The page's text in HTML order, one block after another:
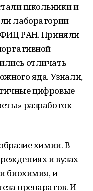
школьники и
лаборатории
РАН. Приняли
отличать
яда. Узнали,
цифровые
разработок
химии. В
и вузах
биохимия, и
препаратов. И